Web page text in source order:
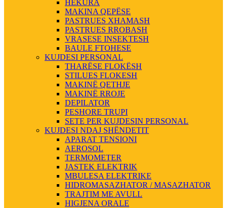
HEKURA
MAKINA QEPËSE
PASTRUES XHAMASH
PASTRUES RROBASH
VRASESE INSEKTESH
BAULE FTOHESE
KUJDESI PERSONAL
THARËSE FLOKËSH
STILUES FLOKESH
MAKINË QETHJE
MAKINË RROJE
DEPILATOR
PESHORE TRUPI
SETE PER KUJDESIN PERSONAL
KUJDESI NDAJ SHËNDETIT
APARAT TENSIONI
AEROSOL
TERMOMETER
JASTEK ELEKTRIK
MBULESA ELEKTRIKE
HIDROMASAZHATOR / MASAZHATOR
TRAJTIM ME AVULL
HIGJENA ORALE